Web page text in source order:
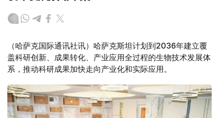
（哈萨克国际通讯社讯）哈萨克斯坦计划到2036年建立覆
盖科研创新、成果转化、产业应用全过程的生物技术发展体
系，推动科研成果加快走向产业化和实际应用。